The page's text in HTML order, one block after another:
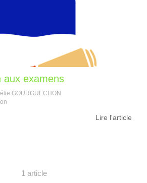
aux examens
GOURGUECHON
Lire l'article
1 article